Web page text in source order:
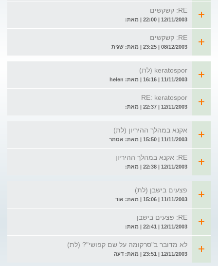
RE: קשקשים
12/11/2003 | 22:00 | מאת:
RE: קשקשים
08/12/2003 | 23:25 | מאת: שגית
keratospor (לת)
11/11/2003 | 16:16 | מאת: helen
RE: keratospor
12/11/2003 | 22:37 | מאת:
אקנא במהלך ההיריון (לת)
11/11/2003 | 15:50 | מאת: אסתר
RE: אקנא במהלך ההיריון
12/11/2003 | 22:38 | מאת:
פצעים בישבן (לת)
11/11/2003 | 15:06 | מאת: אור
RE: פצעים בישבן
12/11/2003 | 22:41 | מאת:
לא מדובר ב"סרקומה על שם קפושי"? (לת)
12/11/2003 | 23:51 | מאת: דעה